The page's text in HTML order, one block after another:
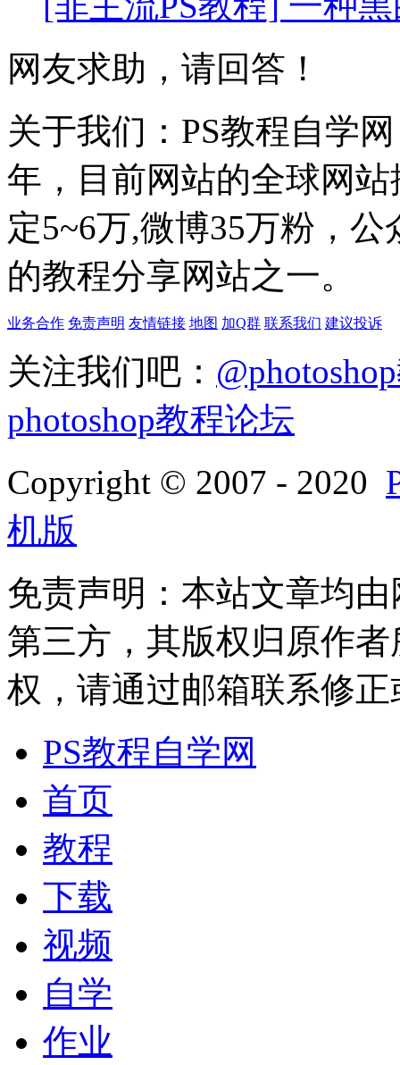
网友求助，请回答！
关于我们：PS教程自学
年，目前网站的全球网
定5~6万,微博35万粉，
的教程分享网站之一。
业务合作 免责声明 友情链接 地图 加Q群 联系我们 建议投诉
关注我们吧：
photoshop教程论坛
Copyright © 2007 - 2020
机版
免责声明：本站文章均
第三方，其版权归原作
权，请通过邮箱联系修正
PS教程自学网
首页
教程
下载
视频
自学
作业